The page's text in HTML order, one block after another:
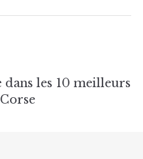
les 10 meilleurs